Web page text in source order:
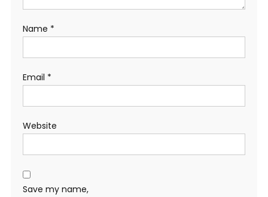
Name *
Email *
Website
Save my name,